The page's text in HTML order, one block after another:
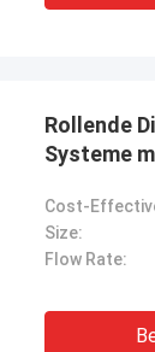
Rollende
Systeme
Cost-
Size:
Flow Rate: